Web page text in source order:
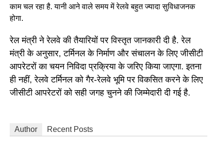
काम चल रहा है. यानी आने वाले समय में रेलवे बहुत ज्यादा सुविधाजनक
होगा.
रेल मंत्री ने रेलवे की तैयारियों पर विस्तृत जानकारी दी है. रेल
मंत्री के अनुसार, टर्मिनल के निर्माण और संचालन के लिए जीसीटी
आपरेटरों का चयन निविदा प्रक्रिया के जरिए किया जाएगा. इतना
ही नहीं, रेलवे टर्मिनल को गैर-रेलवे भूमि पर विकसित करने के लिए
जीसीटी आपरेटरों को सही जगह चुनने की जिम्मेदारी दी गई है.
Author Recent Posts